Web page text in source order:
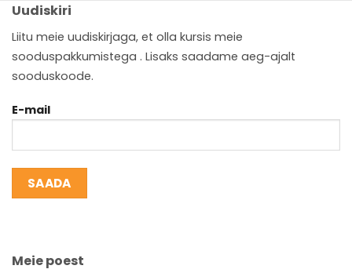
Uudiskiri
Liitu meie uudiskirjaga, et olla kursis meie
sooduspakkumistega . Lisaks saadame aeg-ajalt
sooduskoode.
E-mail
Meie poest